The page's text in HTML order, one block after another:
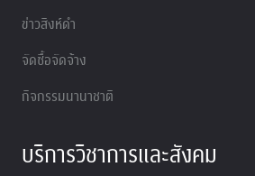
ข่าวสิงห์ดำ
จัดซื้อจัดจ้าง
กิจกรรมนานาชาติ
บริการวิชาการและสังคม